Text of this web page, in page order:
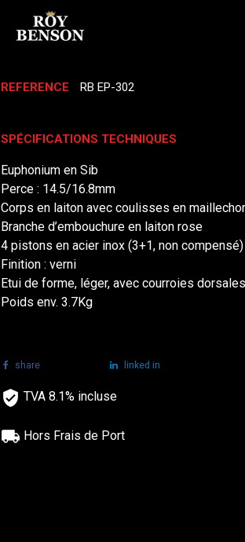
REFERENCE RB EP-302
SPÉCIFICATIONS TECHNIQUES
Euphonium en Sib
Perce : 14.5/16.8mm
Corps en laiton avec coulisses en
Branche d’embouchure en laiton rose
4 pistons en acier inox (3+1, non compensé)
Finition : verni
Etui de forme, léger, avec courroies dorsales
Poids env. 3.7Kg
share linked in
TVA 8.1% incluse
Hors Frais de Port